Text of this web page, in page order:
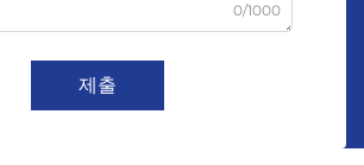
0/1000
제출